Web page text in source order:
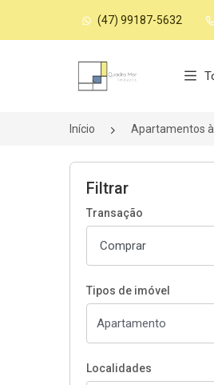
(47) 99187-5632
Página inicial
Início Apartamentos
Filtrar
Transação
Tipos de imóvel
Localidades